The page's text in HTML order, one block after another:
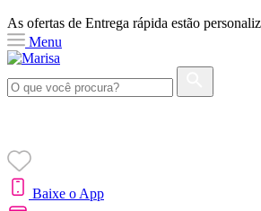
As ofertas de Entrega rápida estão
Menu
Baixe o App